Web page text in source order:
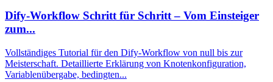
Dify-Workflow Schritt für Schritt – Vom Einsteiger
zum...
Vollständiges Tutorial für den Dify-Workflow von null bis zur
Meisterschaft. Detaillierte Erklärung von Knotenkonfiguration,
Variablenübergabe, bedingten...